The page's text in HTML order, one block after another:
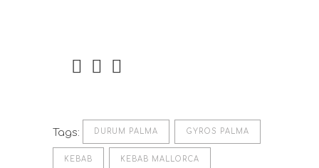
Tags: DURUM PALMA GYROS PALMA
KEBAB KEBAB MALLORCA